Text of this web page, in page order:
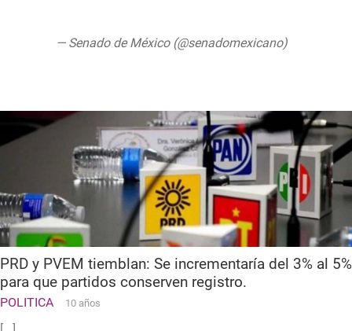
— Senado de México (@senadomexicano)
PRD y PVEM tiemblan: Se incrementaría del 3% al 5%
para que partidos conserven registro.
POLITICA 10 años